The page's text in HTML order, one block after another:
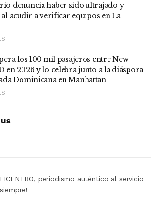
denuncia haber sido ultrajado y
acudir a verificar equipos en La
los 100 mil pasajeros entre New
en 2026 y lo celebra junto a la diáspora
Dominicana en Manhattan
periodismo auténtico al servicio